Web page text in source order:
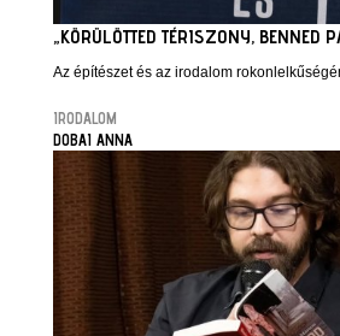
„KÖRÜLÖTTED TÉRISZONY, BENNED
Az építészet és az irodalom
IRODALOM
DOBAI ANNA